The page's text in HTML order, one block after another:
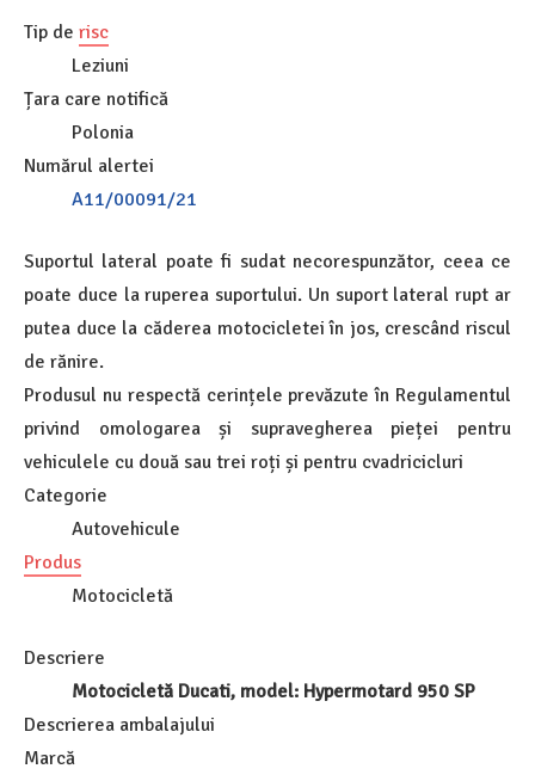
Tip de risc
Leziuni
Țara care notifică
Polonia
Numărul alertei
A11/00091/21
Suportul lateral poate fi sudat necorespunzător, ceea ce
poate duce la ruperea suportului. Un suport lateral rupt ar
putea duce la căderea motocicletei în jos, crescând riscul
de rănire.
Produsul nu respectă cerințele prevăzute în Regulamentul
privind omologarea și supravegherea pieței pentru
vehiculele cu două sau trei roți și pentru cvadricicluri
Categorie
Autovehicule
Produs
Motocicletă
Descriere
Motocicletă Ducati, model: Hypermotard 950 SP
Descrierea ambalajului
Marcă